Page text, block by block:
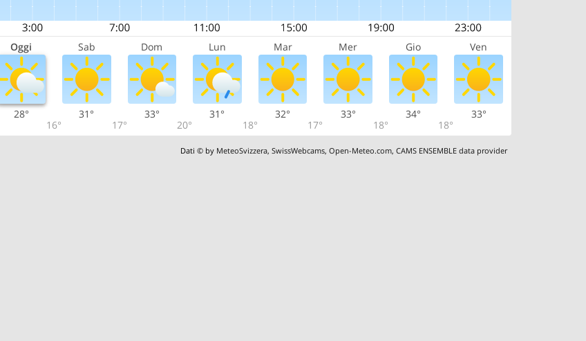
Oggi Sab Dom Lun Mar Mer Gio Ven
28°
16°
31°
17°
33°
20°
31°
18°
32°
17°
33°
18°
34°
18°
33°
Dati © by MeteoSvizzera,SwissWebcams,Open-Meteo.com,CAMS ENSEMBLE data provider